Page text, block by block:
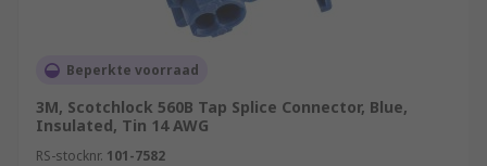
Beperkte voorraad
3M, Scotchlock 560B Tap Splice Connector, Blue,
Insulated, Tin 14 AWG
RS-stocknr. 101-7582